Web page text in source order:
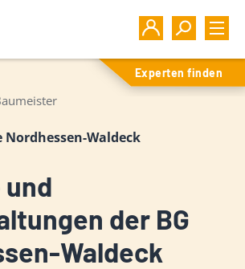
Experten finden
Nordhessen-Waldeck
und
der BG
Waldeck